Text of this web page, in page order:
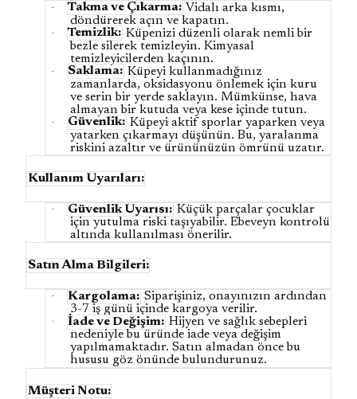
· Takma ve Çıkarma: Vidalı arka kısmı,
döndürerek açın ve kapatın.
· Temizlik: Küpenizi düzenli olarak nemli bir
bezle silerek temizleyin. Kimyasal
temizleyicilerden kaçının.
· Saklama: Küpeyi kullanmadığınız
zamanlarda, oksidasyonu önlemek için kuru
ve serin bir yerde saklayın. Mümkünse, hava
almayan bir kutuda veya kese içinde tutun.
· Güvenlik: Küpeyi aktif sporlar yaparken veya
yatarken çıkarmayı düşünün. Bu, yaralanma
riskini azaltır ve ürününüzün ömrünü uzatır.
Kullanım Uyarıları:
· Güvenlik Uyarısı: Küçük parçalar çocuklar
için yutulma riski taşıyabilir. Ebeveyn kontrolü
altında kullanılması önerilir.
Satın Alma Bilgileri:
· Kargolama: Siparişiniz, onayınızın ardından
3-7 iş günü içinde kargoya verilir.
· İade ve Değişim: Hijyen ve sağlık sebepleri
nedeniyle bu üründe iade veya değişim
yapılmamaktadır. Satın almadan önce bu
hususu göz önünde bulundurunuz.
Müşteri Notu: